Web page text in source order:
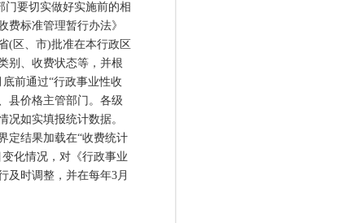
要切实做好实施前的相
费标准管理暂行办法》
(区、市)批准在本行政区
别、收费状态等，并根
前通过“行政事业性收
县价格主管部门。各级
如实填报统计数据。
定结果加载在“收费统计
化情况，对《行政事业
及时调整，并在每年3月